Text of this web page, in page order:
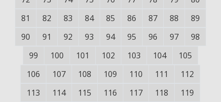
81
82 83 84 85 86 87 88
89
90
91 92 93 94 95 96 97
98
99
100 101 102 103 104
105
106
107 108 109 110 111
112
113
114 115 116 117 118
119